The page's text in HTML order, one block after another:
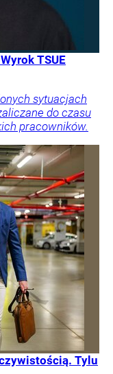
TSUE
sytuacjach
do czasu
pracowników.
Tylu